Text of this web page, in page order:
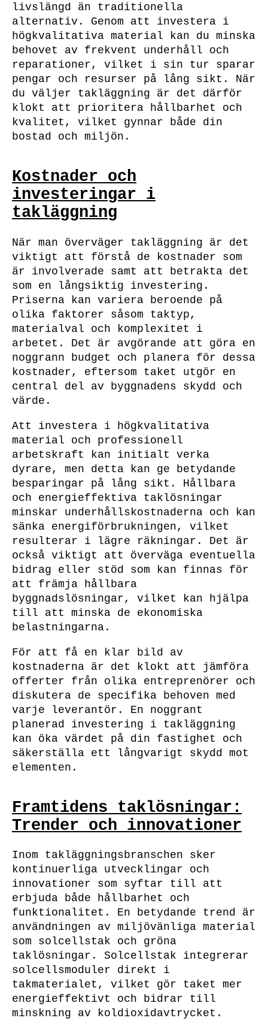
livslängd än traditionella
alternativ. Genom att investera i
högkvalitativa material kan du minska
behovet av frekvent underhåll och
reparationer, vilket i sin tur sparar
pengar och resurser på lång sikt. När
du väljer takläggning är det därför
klokt att prioritera hållbarhet och
kvalitet, vilket gynnar både din
bostad och miljön.
Kostnader och
investeringar i
takläggning
När man överväger takläggning är det
viktigt att förstå de kostnader som
är involverade samt att betrakta det
som en långsiktig investering.
Priserna kan variera beroende på
olika faktorer såsom taktyp,
materialval och komplexitet i
arbetet. Det är avgörande att göra en
noggrann budget och planera för dessa
kostnader, eftersom taket utgör en
central del av byggnadens skydd och
värde.
Att investera i högkvalitativa
material och professionell
arbetskraft kan initialt verka
dyrare, men detta kan ge betydande
besparingar på lång sikt. Hållbara
och energieffektiva taklösningar
minskar underhållskostnaderna och kan
sänka energiförbrukningen, vilket
resulterar i lägre räkningar. Det är
också viktigt att överväga eventuella
bidrag eller stöd som kan finnas för
att främja hållbara
byggnadslösningar, vilket kan hjälpa
till att minska de ekonomiska
belastningarna.
För att få en klar bild av
kostnaderna är det klokt att jämföra
offerter från olika entreprenörer och
diskutera de specifika behoven med
varje leverantör. En noggrant
planerad investering i takläggning
kan öka värdet på din fastighet och
säkerställa ett långvarigt skydd mot
elementen.
Framtidens taklösningar:
Trender och innovationer
Inom takläggningsbranschen sker
kontinuerliga utvecklingar och
innovationer som syftar till att
erbjuda både hållbarhet och
funktionalitet. En betydande trend är
användningen av miljövänliga material
som solcellstak och gröna
taklösningar. Solcellstak integrerar
solcellsmoduler direkt i
takmaterialet, vilket gör taket mer
energieffektivt och bidrar till
minskning av koldioxidavtrycket.